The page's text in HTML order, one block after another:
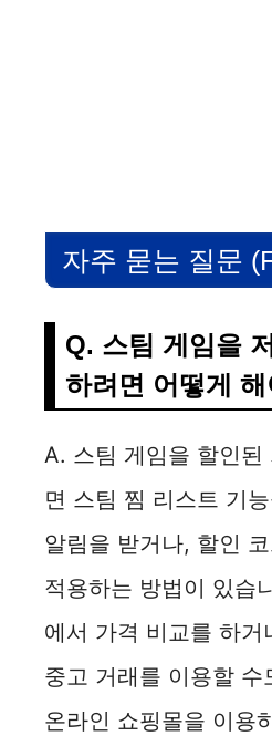
자주 묻는 질문
Q. 스팀 게임을
하려면 어떻게
A. 스팀 게임을 할인된
면 스팀 찜 리스트 기
알림을 받거나, 할인
적용하는 방법이 있습
에서 가격 비교를 하거
중고 거래를 이용할 수
온라인 쇼핑몰을 이용